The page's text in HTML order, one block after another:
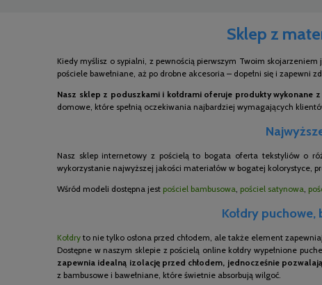
Sklep z
Kiedy myślisz o sypialni, z pewnością pierwszym Twoim
pościele bawełniane, aż po drobne akcesoria – dopełni się i zapewni
Nasz sklep z poduszkami i kołdrami oferuje produkty wykonane
domowe, które spełnią oczekiwania najbardziej wymagających
Nasz sklep internetowy z pościelą to bogata oferta tekstyliów o
wykorzystanie najwyższej jakości materiałów w bogatej kolorystyce,
Wśród modeli dostępna jest pościel bambusowa pościel satynowa
Kołdry
Kołdry to nie tylko osłona przed chłodem, ale także element
Dostępne w naszym sklepie z pościelą online kołdry wypełnione
zapewnia idealną izolację przed chłodem, jednocześnie
z bambusowe i bawełniane, które świetnie absorbują wilgoć.